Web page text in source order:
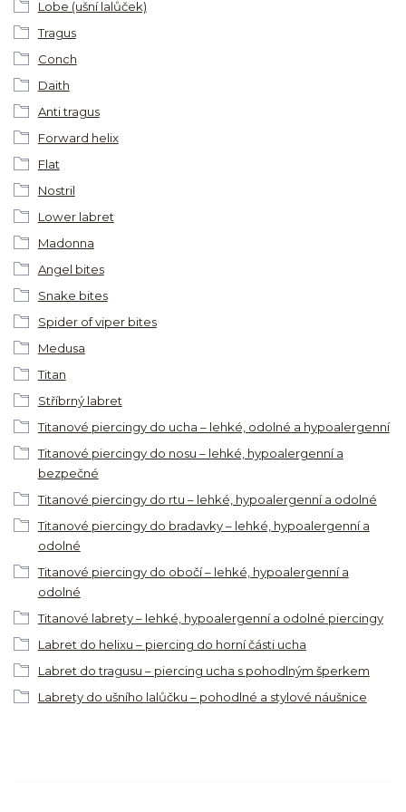
Lobe (ušní lalůček)
Tragus
Conch
Daith
Anti tragus
Forward helix
Flat
Nostril
Lower labret
Madonna
Angel bites
Snake bites
Spider of viper bites
Medusa
Titan
Stříbrný labret
Titanové piercingy do ucha – lehké, odolné a hypoalergenní
Titanové piercingy do nosu – lehké, hypoalergenní a
bezpečné
Titanové piercingy do rtu – lehké, hypoalergenní a odolné
Titanové piercingy do bradavky – lehké, hypoalergenní a
odolné
Titanové piercingy do obočí – lehké, hypoalergenní a
odolné
Titanové labrety – lehké, hypoalergenní a odolné piercingy
Labret do helixu – piercing do horní části ucha
Labret do tragusu – piercing ucha s pohodlným šperkem
Labrety do ušního lalůčku – pohodlné a stylové náušnice